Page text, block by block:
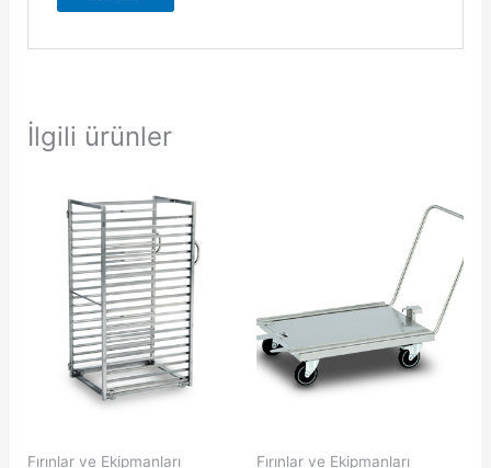
İlgili ürünler
Fırınlar ve Ekipmanları Fırınlar ve Ekipmanları